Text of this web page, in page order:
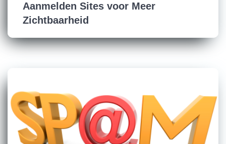
Aanmelden Sites voor Meer
Zichtbaarheid